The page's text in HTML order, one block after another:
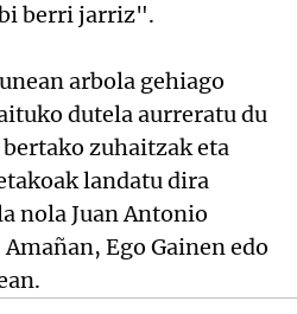
berri jarriz".
arbola gehiago
dutela aurreratu du
zuhaitzak eta
landatu dira
nola Juan Antonio
Ego Gainen edo